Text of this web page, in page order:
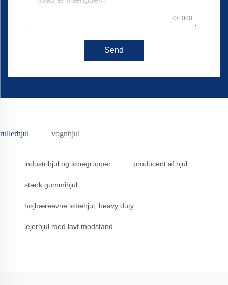
0/1000
Send
rullerhjul vognhjul
industrihjul og løbegrupper producent af hjul
stærk gummihjul
højbæreevne løbehjul, heavy duty
lejerhjul med lavt modstand